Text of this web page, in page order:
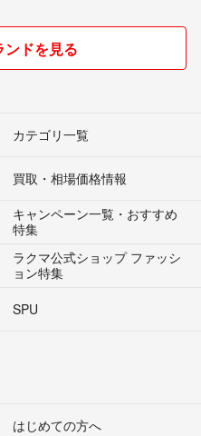
ドを見る
カテゴリ一覧
買取・相場価格情報
キャンペーン一覧・おすすめ
特集
ラクマ公式ショップ ファッシ
ョン特集
SPU
はじめての方へ